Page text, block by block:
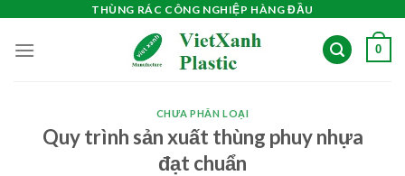
content
THÙNG RÁC CÔNG NGHIỆP HÀNG ĐẦU
0
CHƯA PHÂN LOẠI
Quy trình sản xuất thùng phuy nhựa
đạt chuẩn